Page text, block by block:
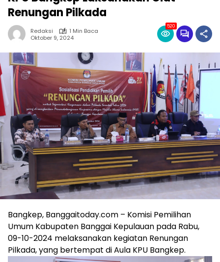
Renungan Pilkada
Redaksi
1 Min Baca
Oktober 9, 2024
520
Bangkep, Banggaitoday.com – Komisi Pemilihan
Umum Kabupaten Banggai Kepulauan pada Rabu,
09-10-2024 melaksanakan kegiatan Renungan
Pilkada, yang bertempat di Aula KPU Bangkep.